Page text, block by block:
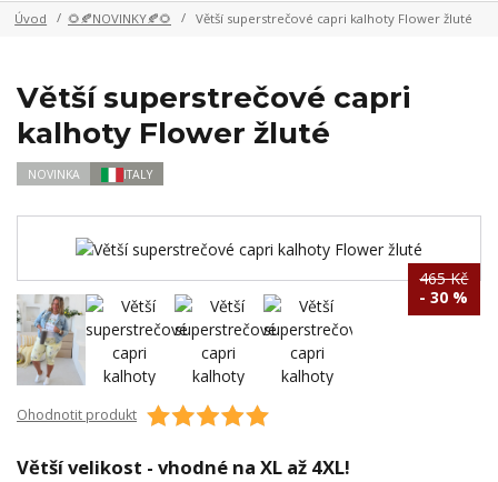
Úvod 🌻🍂NOVINKY🍂🌻 Větší superstrečové capri kalhoty Flower žluté
Větší superstrečové capri
kalhoty Flower žluté
NOVINKA ITALY
465 Kč
- 30 %
Ohodnotit produkt
Větší velikost - vhodné na XL až 4XL!